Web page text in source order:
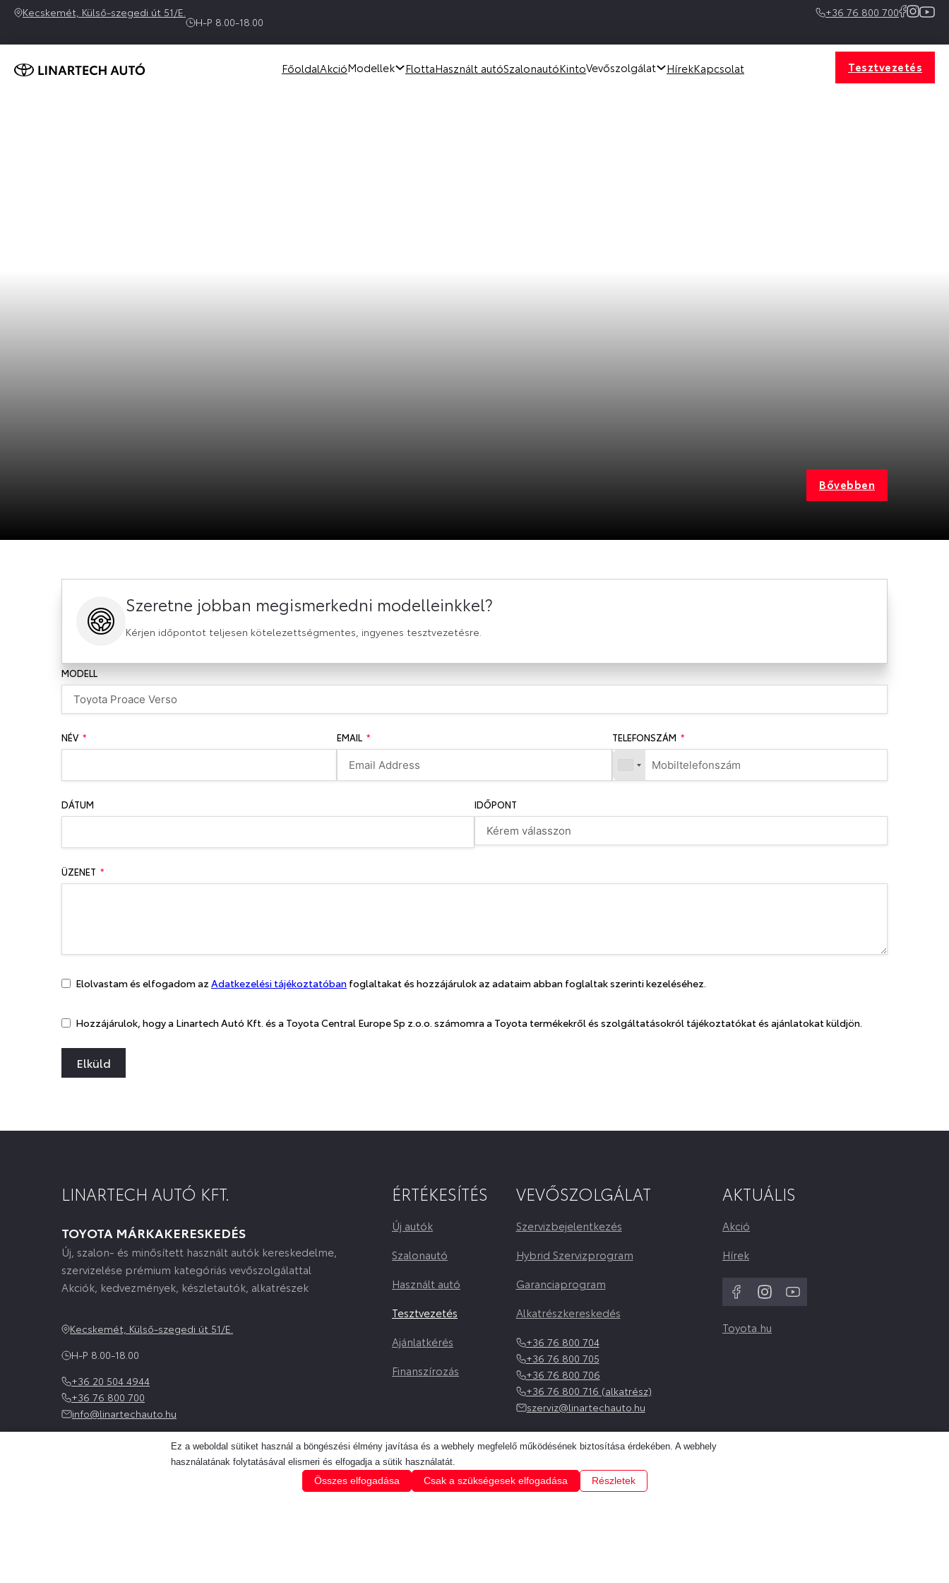
Kecskemét, Külső-szegedi út 51/E.
H-P 8.00-18.00
+36 76 800 700
FőoldalAkcióModellek FlottaHasznált autóSzalonautóKintoVevőszolgálat HírekKapcsolat Tesztvezetés
TESZTVEZETÉS Bővebben
Szeretne jobban megismerkedni modelleinkkel?
Kérjen időpontot teljesen kötelezettségmentes, ingyenes tesztvezetésre.
MODELL
NÉV EMAIL TELEFONSZÁM
DÁTUM IDŐPONT
ÜZENET
Elolvastam és elfogadom az Adatkezelési tájékoztatóban foglaltakat és hozzájárulok az adataim abban foglaltak szerinti kezeléséhez.
Hozzájárulok, hogy a Linartech Autó Kft. és a Toyota Central Europe Sp z.o.o. számomra a Toyota termékekről és szolgáltatásokról tájékoztatókat és ajánlatokat küldjön.
Elküld
LINARTECH AUTÓ KFT.
TOYOTA MÁRKAKERESKEDÉS
Új, szalon- és minősített használt autók kereskedelme,
szervizelése prémium kategóriás vevőszolgálattal
Akciók, kedvezmények, készletautók, alkatrészek
Kecskemét, Külső-szegedi út 51/E.
H-P 8.00-18.00
+36 20 504 4944
+36 76 800 700
info@linartechauto.hu
ÉRTÉKESÍTÉS
Új autók
Szalonautó
Használt autó
Tesztvezetés
Ajánlatkérés
Finanszírozás
VEVŐSZOLGÁLAT
Szervizbejelentkezés
Hybrid Szervizprogram
Garanciaprogram
Alkatrészkereskedés
+36 76 800 704
+36 76 800 705
+36 76 800 706
+36 76 800 716 (alkatrész)
szerviz@linartechauto.hu
AKTUÁLIS
Akció
Hírek
Toyota.hu
Ez a weboldal sütiket használ a böngészési élmény javítása és a webhely megfelelő működésének biztosítása érdekében. A webhely
használatának folytatásával elismeri és elfogadja a sütik használatát.
Összes elfogadása Csak a szükségesek elfogadása Részletek